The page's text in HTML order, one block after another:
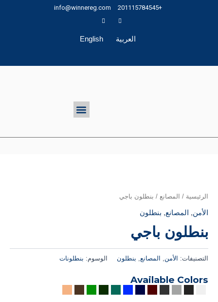
+201115784545
info@winnereg.com
العربية English
Menu
الرئيسية / المصانع / بنطلون باجي
الأمن, المصانع, بنطلون
بنطلون باجي
التصنيفات: الأمن, المصانع, بنطلون الوسوم: بنطلونات
Available Colors